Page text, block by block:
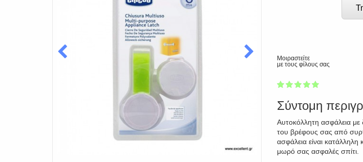
Μοιραστείτε
με τους φίλους σας
1
2
3
4
5
Σύντομη
Αυτοκόλλητη ασφάλεια με
του βρέφους σας από
ασφάλεια είναι
μωρό σας ασφαλές σπίτι.